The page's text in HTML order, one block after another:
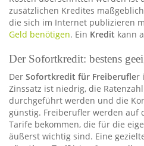
zusätzlichen Kredites
die sich im Internet publizieren
Geld benötigen. Ein Kredit kann
Der Sofortkredit: bestens
Der Sofortkredit für Freiberufler
Zinssatz ist niedrig, die
durchgeführt werden und die
günstig. Freiberufler werden auf
Tarife bekommen, die für die
äußerst wichtig sind. Eine